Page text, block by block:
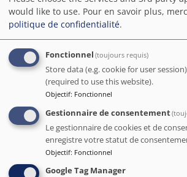
je peux vous donner un conseil, n'y allez
comme la peste.
C'est avec grand plaisir que je partage
dans cet hôtel. Le personnel, en
réception, s'est montré d'une grande
professionnalisme exemplaire. Les
bien équipées et impeccables. Un grand
pour ce séjour agréable !
would like to use. Pour en savoir plus,
politique de confidentialité.
Fonctionnel (toujours requis)
Store data (e.g. cookie for user
(required to use this website).
Objectif: Fonctionnel
Gestionnaire de consentement
Le gestionnaire de cookies et de
enregistre votre statut de
Objectif: Fonctionnel
Google Tag Manager